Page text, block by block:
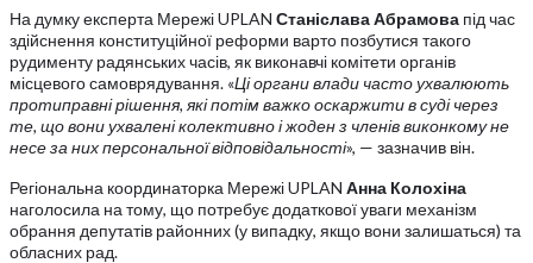
На думку експерта Мережі UPLAN Станіслава Абрамова під час
здійснення конституційної реформи варто позбутися такого
рудименту радянських часів, як виконавчі комітети органів
місцевого самоврядування. «Ці органи влади часто ухвалюють
протиправні рішення, які потім важко оскаржити в суді через
те, що вони ухвалені колективно і жоден з членів виконкому не
несе за них персональної відповідальності», — зазначив він.
Регіональна координаторка Мережі UPLAN Анна Колохіна
наголосила на тому, що потребує додаткової уваги механізм
обрання депутатів районних (у випадку, якщо вони залишаться) та
обласних рад.